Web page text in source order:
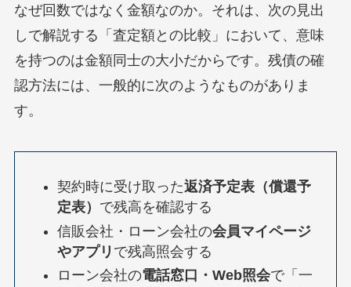
なぜ回数ではなく金額なのか。それは、次の見出
しで解説する「査定額との比較」において、意味
を持つのは金額同士の大小だからです。残債の確
認方法には、一般的に次のようなものがありま
す。
契約時に受け取った返済予定表（償還予
定表） で残高を確認する
信販会社・ローン会社の会員マイページ
やアプリ で残高照会する
ローン会社の電話窓口・Web照会で「一